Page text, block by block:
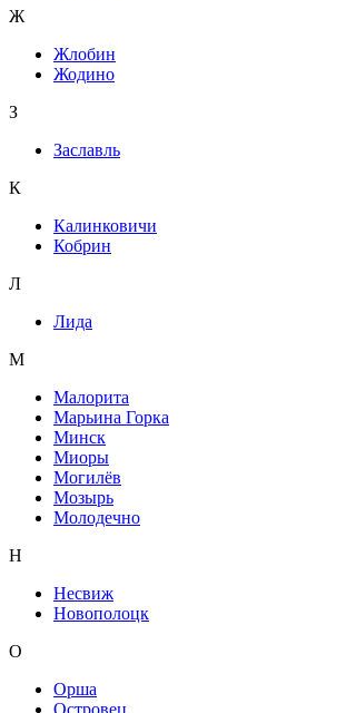
Ж
Жлобин
Жодино
З
Заславль
К
Калинковичи
Кобрин
Л
Лида
М
Малорита
Марьина Горка
Минск
Миоры
Могилёв
Мозырь
Молодечно
Н
Несвиж
Новополоцк
О
Орша
Островец